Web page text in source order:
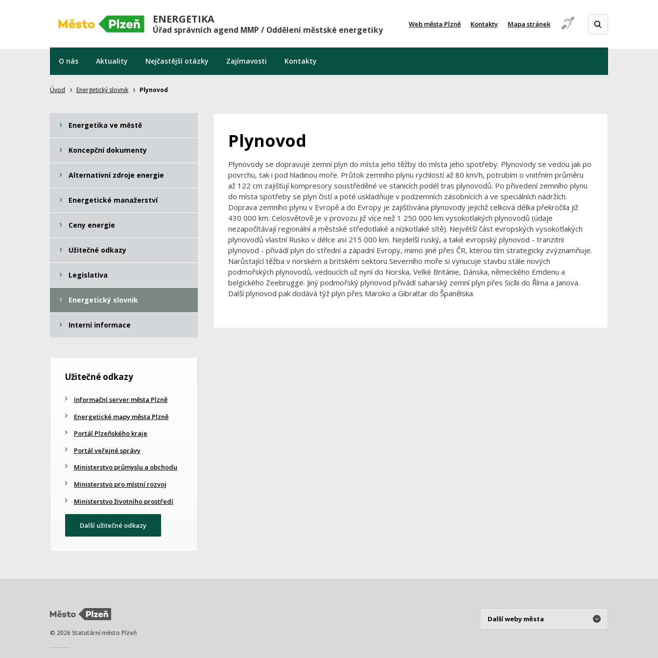
ENERGETIKA
Úřad správních agend MMP / Oddělení městské energetiky
Web města Plzně Kontakty Mapa stránek
O nás Aktuality Nejčastější otázky Zajímavosti Kontakty
Úvod Energetický slovnik Plynovod
Plynovod
Plynovody se dopravuje zemní plyn do místa jeho těžby do místa jeho spotřeby. Plynovody se vedou jak po
povrchu, tak i pod hladinou moře. Průtok zemního plynu rychlostí až 80 km/h, potrubím o vnitřním průměru
až 122 cm zajišťují kompresory soustředěné ve stanicích podél tras plynovodů. Po přivedení zemního plynu
do místa spotřeby se plyn čistí a poté uskladňuje v podzemních zásobnících a ve speciálních nádržích.
Doprava zemního plynu v Evropě a do Evropy je zajišťována plynovody jejichž celková délka překročila již
430 000 km. Celosvětově je v provozu již více než 1 250 000 km vysokotlakých plynovodů (údaje
nezapočítávají regionální a městské středotlaké a nízkotlaké sítě). Největší část evropských vysokotlakých
plynovodů vlastní Rusko v délce asi 215 000 km. Nejdelší ruský, a také evropský plynovod - tranzitní
plynovod - přivádí plyn do střední a západní Evropy, mimo jiné přes ČR, kterou tím strategicky zvýznamňuje.
Narůstající těžba v norském a britském sektoru Severního moře si vynucuje stavbu stále nových
podmořských plynovodů, vedoucích už nyní do Norska, Velké Británie, Dánska, německého Emdenu a
belgického Zeebrugge. Jiný podmořský plynovod přivádí saharský zemní plyn přes Sicílii do Říma a Janova.
Další plynovod pak dodává týž plyn přes Maroko a Gibraltar do Španělska.
Energetika ve městě
Koncepční dokumenty
Alternativní zdroje energie
Energetické manažerství
Ceny energie
Užitečné odkazy
Legislativa
Energetický slovnik
Interní informace
Užitečné odkazy
Informační server města Plzně
Energetické mapy města Plzně
Portál Plzeňského kraje
Portál veřejné správy
Ministerstvo průmyslu a obchodu
Ministerstvo pro místní rozvoj
Ministerstvo životního prostředí
Další užitečné odkazy
© 2026 Statutární město Plzeň